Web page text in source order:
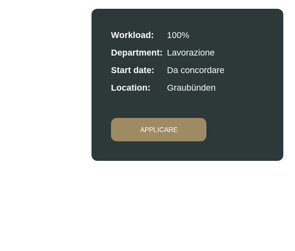
Workload:
100%
Department: Lavorazione
Start date:
Da concordare
Location:
Graubünden
APPLICARE